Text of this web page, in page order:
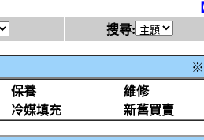
搜尋:
※
保養
維修
冷媒填充 新舊買賣